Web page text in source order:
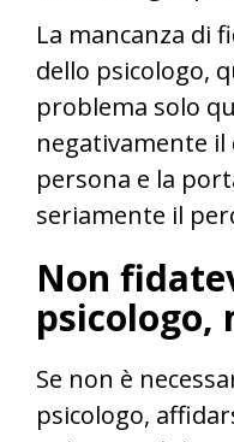
La mancanza di
dello psicologo,
problema solo
negativamente
persona e la
seriamente il
Non
psicologo,
Se non è
psicologo,